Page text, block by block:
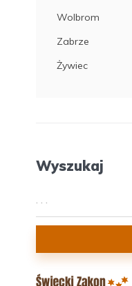
Wolbrom
Zabrze
Żywiec
Wyszukaj